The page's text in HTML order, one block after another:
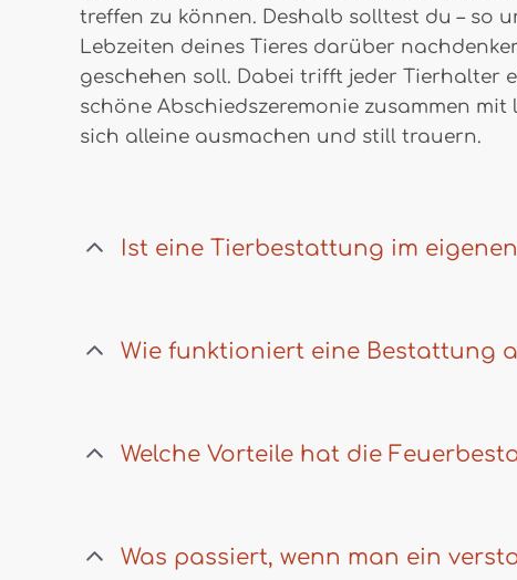
treffen zu können. Deshalb solltest du – so
Lebzeiten deines Tieres darüber
geschehen soll. Dabei trifft jeder Tierhalter
schöne Abschiedszeremonie zusammen
sich alleine ausmachen und still trauern.
Ist eine Tierbestattung im
Wie funktioniert eine Bestattung
Welche Vorteile hat die
Was passiert, wenn man ein